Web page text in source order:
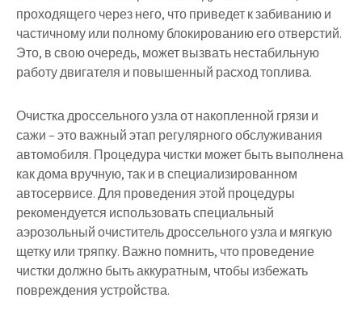
проходящего через него, что приведет к забиванию и
частичному или полному блокированию его отверстий.
Это, в свою очередь, может вызвать нестабильную
работу двигателя и повышенный расход топлива.
Очистка дроссельного узла от накопленной грязи и
сажи – это важный этап регулярного обслуживания
автомобиля. Процедура чистки может быть выполнена
как дома вручную, так и в специализированном
автосервисе. Для проведения этой процедуры
рекомендуется использовать специальный
аэрозольный очиститель дроссельного узла и мягкую
щетку или тряпку. Важно помнить, что проведение
чистки должно быть аккуратным, чтобы избежать
повреждения устройства.